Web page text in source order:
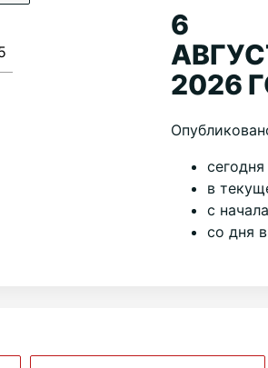
6
2026
в
с
со дня